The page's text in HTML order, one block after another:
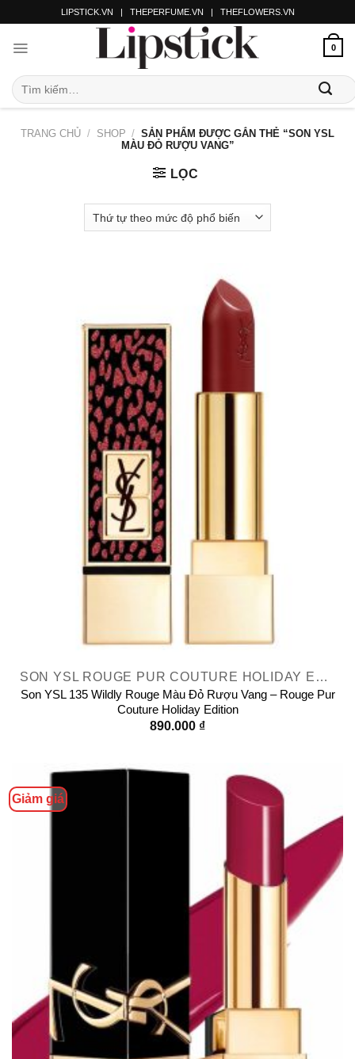
LIPSTICK.VN | THEPERFUME.VN | THEFLOWERS.VN
0
TRANG CHỦ / SHOP / SẢN PHẨM ĐƯỢC GẮN THẺ “SON YSL
MÀU ĐỎ RƯỢU VANG”
LỌC
SON YSL ROUGE PUR COUTURE HOLIDAY EDITION
Son YSL 135 Wildly Rouge Màu Đỏ Rượu Vang – Rouge Pur
Couture Holiday Edition
890.000 ₫
Giảm giá